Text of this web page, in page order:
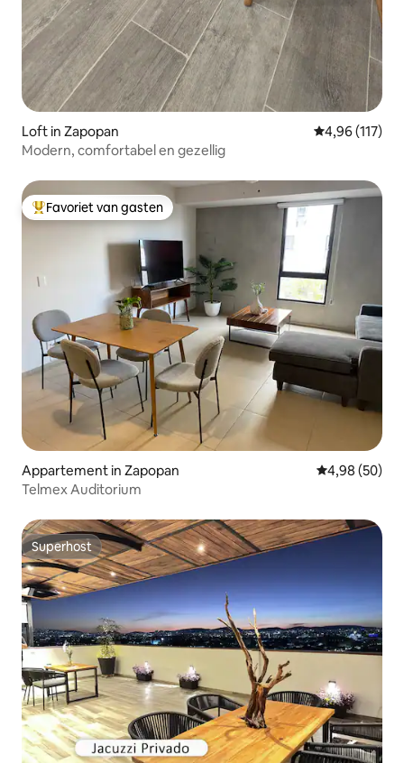
Loft in Zapopan Gemiddelde
4,96 (117)
Modern, comfortabel en gezellig
Topfavoriet van gasten
Favoriet van gasten
Appartement in Zapopan Gemiddelde
4,98 (50)
Telmex Auditorium
Superhost
Superhost